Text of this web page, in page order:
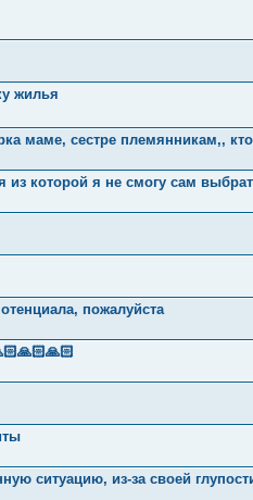
жилья
маме, сестре племянникам,,
из которой я не смогу сам
пожалуйста
ситуацию, из-за своей